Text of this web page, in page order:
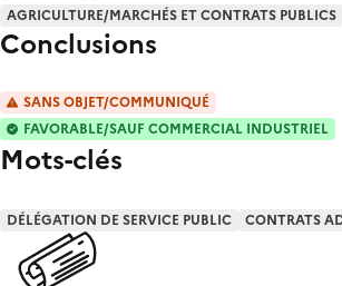
AGRICULTURE/MARCHÉS ET CONTRATS PUBLICS
Conclusions
SANS OBJET/COMMUNIQUÉ
FAVORABLE/SAUF COMMERCIAL INDUSTRIEL
Mots-clés
DÉLÉGATION DE SERVICE PUBLIC CONTRATS